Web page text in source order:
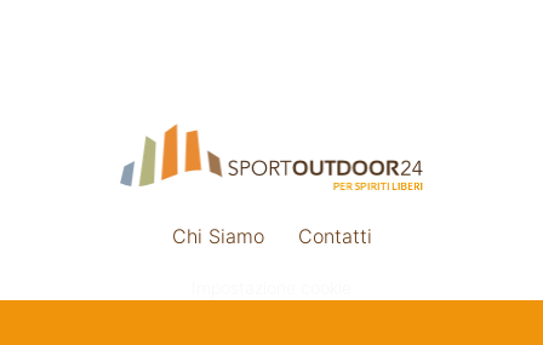
Chi Siamo Contatti